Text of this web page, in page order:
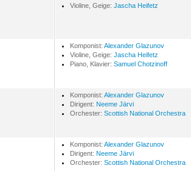
Violine, Geige: Jascha Heifetz
Komponist: Alexander Glazunov
Violine, Geige: Jascha Heifetz
Piano, Klavier: Samuel Chotzinoff
Komponist: Alexander Glazunov
Dirigent: Neeme Järvi
Orchester: Scottish National Orchestra
Komponist: Alexander Glazunov
Dirigent: Neeme Järvi
Orchester: Scottish National Orchestra